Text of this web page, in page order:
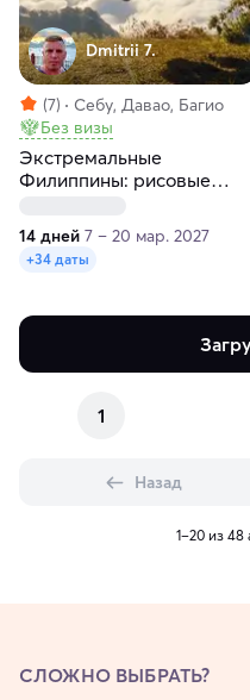
Dmitrii 7.
(7)
Себу, Давао, Багио
Без визы
Экстремальные
Филиппины: рисовые
горы Апо
14 дней 7 – 20 мар. 2027
+34 даты
1
Назад
1–20 из 48
СЛОЖНО ВЫБРАТЬ?